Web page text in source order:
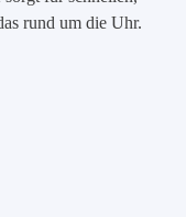
rund um die Uhr.